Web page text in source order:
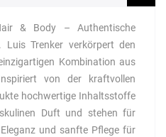
& Body – Authentische
Luis Trenker verkörpert den
Kombination aus
von der kraftvollen
hochwertige Inhaltsstoffe
Duft und stehen für
und sanfte Pflege für